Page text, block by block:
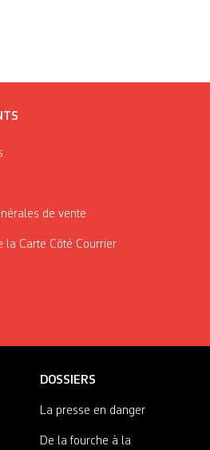
de vente
la Carte Côté Courrier
DOSSIERS
La presse en danger
De la fourche à la